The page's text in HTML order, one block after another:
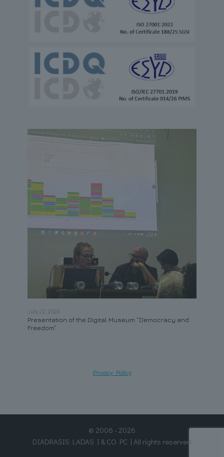
July 22, 2026
Presentation of the Digital Museum “Democracy and
Freedom”
Privacy Policy
© 2006 - 2026
DIADRASIS LADAS I & CO PC | All rights reserved